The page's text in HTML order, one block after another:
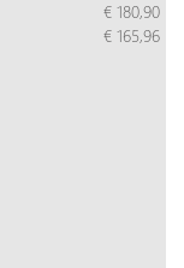
€ 180,90
€ 165,96